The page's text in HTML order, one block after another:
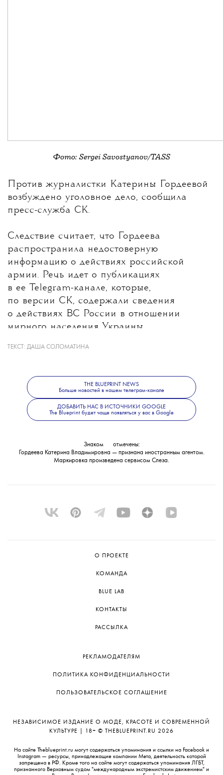
Фото: Sergei Savostyanov/TASS
Против журналистки Катерины Гордеевой
возбуждено уголовное дело, сообщила
пресс-служба СК.
Следствие считает, что Гордеева
распространила недостоверную
информацию о действиях российской
армии. Речь идет о публикациях
в ее Telegram-канале, которые,
по версии СК, содержали сведения
о действиях ВС России в отношении
мирного населения Украины.
Какие именно материалы стали
не уточнило. В Следственном комитете
также сообщили, что решается вопрос
об объявлении журналистки
в международный розыск.
ТЕКСТ: ДАША СОЛОМАТИНА
THE BLUEPRINT NEWS
Больше новостей в нашем телеграм-канале
ДОБАВИТЬ НАС В ИСТОЧНИКИ GOOGLE
The Blueprint будет чаще появляться у вас в Google
Знаком
отмечены:
Гордеева Катерина Владимировна — признана иностранным агентом.
Маркировка произведена сервисом Слеза.
О ПРОЕКТЕ
КОМАНДА
BLUE LAB
КОНТАКТЫ
РАССЫЛКА
РЕКЛАМОДАТЕЛЯМ
ПОЛИТИКА КОНФИДЕНЦИАЛЬНОСТИ
ПОЛЬЗОВАТЕЛЬСКОЕ СОГЛАШЕНИЕ
НЕЗАВИСИМОЕ ИЗДАНИЕ О МОДЕ, КРАСОТЕ И СОВРЕМЕННОЙ
КУЛЬТУРЕ | 18+ © THEBLUEPRINT.RU 2026
На сайте Theblueprint.ru могут содержаться упоминания и ссылки на Facebook и
Instagram — ресурсы, принадлежащие компании Meta, деятельность которой
запрещена в РФ. Кроме того на сайте могут содержаться упоминания ЛГБТ,
признанного Верховным судом "международным экстремистским движением" и